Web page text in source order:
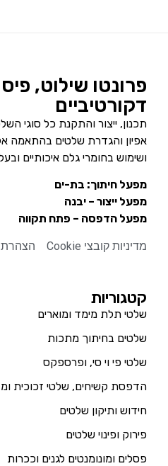
פרונטו שילוט,
דקורטיביים
תכנון, ייצור והתקנת כל סוגי
אפיון והגדרת שלטים בהתאמה
ושימוש בחומרי גלם איכותיים
מפעל חיתוך: בת-ים
מפעל ייצור – יבנה
מפעל הדפסה – פתח תקווה
מדיניות קובצי Cookie הצהרת
קטגוריות
שלטי תלת מימד ומוארים
שלטים בחיתוך מתכות
שלטי פי וי סי, ופרספקס
הדפסת קשיחים, שלטי זכוכית
חידוש ותיקון שלטים
פירוק ופינוי שלטים
פסלים ומונומנטים לגנים וככרות